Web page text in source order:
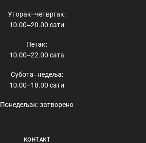
Уторак‒четвртак:
10.00‒20.00 сати
Петак:
10.00‒22.00 сата
Субота‒недеља:
10.00‒18.00 сати
Понедељак: затворено
КОНТАКТ